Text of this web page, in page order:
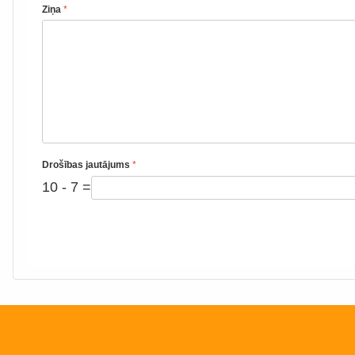
Ziņa *
Drošības jautājums *
10 - 7 =